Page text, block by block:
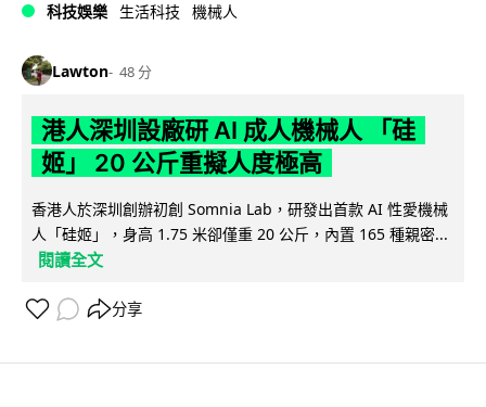
科技娛樂 生活科技 機械人
Lawton 48 分
港人深圳設廠研 AI 成人機械人 「硅
姬」 20 公斤重擬人度極高
香港人於深圳創辦初創 Somnia Lab，研發出首款 AI 性愛機械
人「硅姬」，身高 1.75 米卻僅重 20 公斤，內置 165 種親密...
閱讀全文
分享